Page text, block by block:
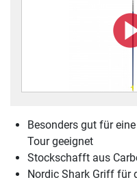
Besonders gut für
Tour geeignet
Stockschafft aus
Nordic Shark Griff für